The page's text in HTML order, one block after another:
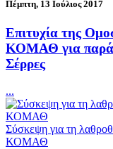
Πέμπτη, 13 Ιούλιος 2017
Επιτυχία της
ΚΟΜΑΘ για
Σέρρες
...
Σύσκεψη για τη
ΚΟΜΑΘ